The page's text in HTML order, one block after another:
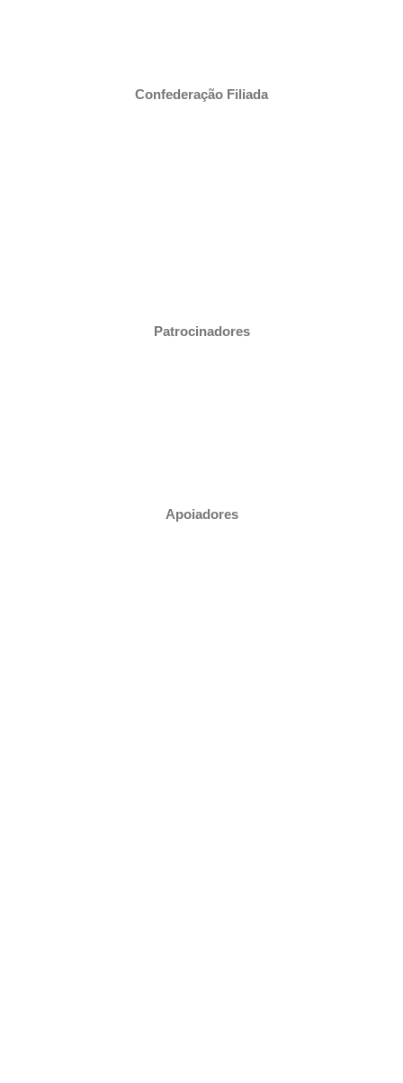
Confederação Filiada
Patrocinadores
Apoiadores